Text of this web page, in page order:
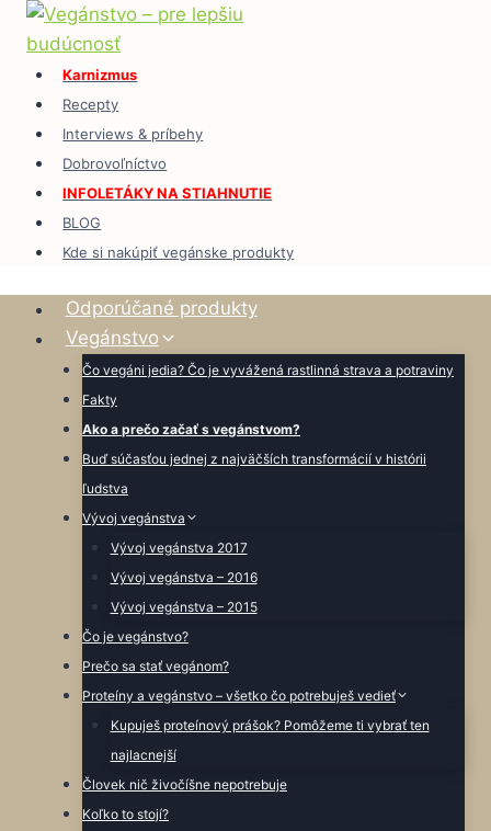
Skip
contentKarnizmus
Recepty
Interviews & príbehy
Dobrovoľníctvo
INFOLETÁKY NA STIAHNUTIE
BLOG
Kde si nakúpiť vegánske produkty
Odporúčané produkty
Vegánstvo
Čo vegáni jedia? Čo je vyvážená rastlinná strava a potraviny
Fakty
Ako a prečo začať s vegánstvom?
Buď súčasťou jednej z najväčších transformácií v histórii
ľudstva
Vývoj vegánstva
Vývoj vegánstva 2017
Vývoj vegánstva – 2016
Vývoj vegánstva – 2015
Čo je vegánstvo?
Prečo sa stať vegánom?
Proteíny a vegánstvo – všetko čo potrebuješ vedieť
Kupuješ proteínový prášok? Pomôžeme ti vybrať ten
najlacnejší
Človek nič živočíšne nepotrebuje
Koľko to stojí?